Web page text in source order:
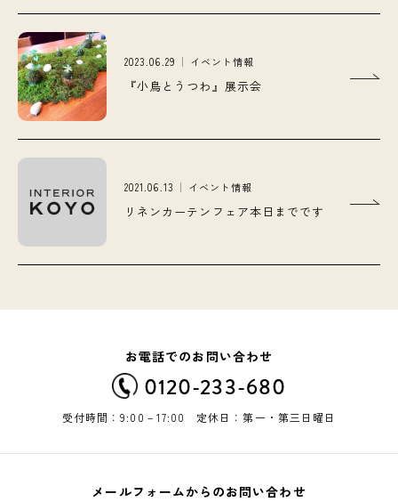
2023.06.29 イベント情報
『小鳥とうつわ』展示会
2021.06.13 イベント情報
リネンカーテンフェア本日までです
お電話でのお問い合わせ
0120-233-680
受付時間：9:00－17:00 定休日：第一・第三日曜日
メールフォームからのお問い合わせ